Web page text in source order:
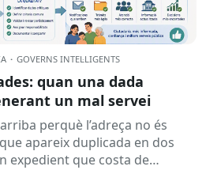
· GOVERNS INTEL·LIGENTS
quan una dada
un mal servei
perquè l’adreça no és
apareix duplicada en dos
expedient que costa de